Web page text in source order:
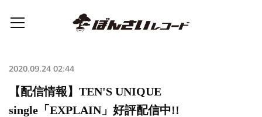
2020.09.24 02:44
【配信情報】TEN'S UNIQUE
single「EXPLAIN」好評配信中!!